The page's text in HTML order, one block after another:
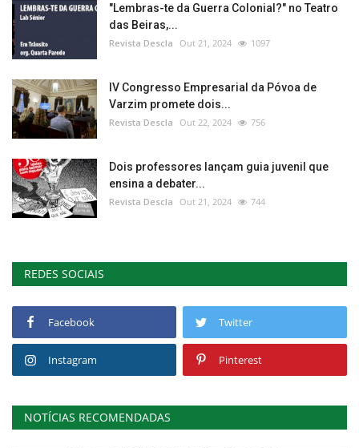
"Lembras-te da Guerra Colonial?" no Teatro
das Beiras,...
Revista Descla Out 21, 2024 1097
IV Congresso Empresarial da Póvoa de
Varzim promete dois...
Revista Descla Out 22, 2024 756
Dois professores lançam guia juvenil que
ensina a debater...
Revista Descla Out 21, 2024 744
REDES SOCIAIS
Facebook Twitter
Instagram Pinterest
NOTÍCIAS RECOMENDADAS